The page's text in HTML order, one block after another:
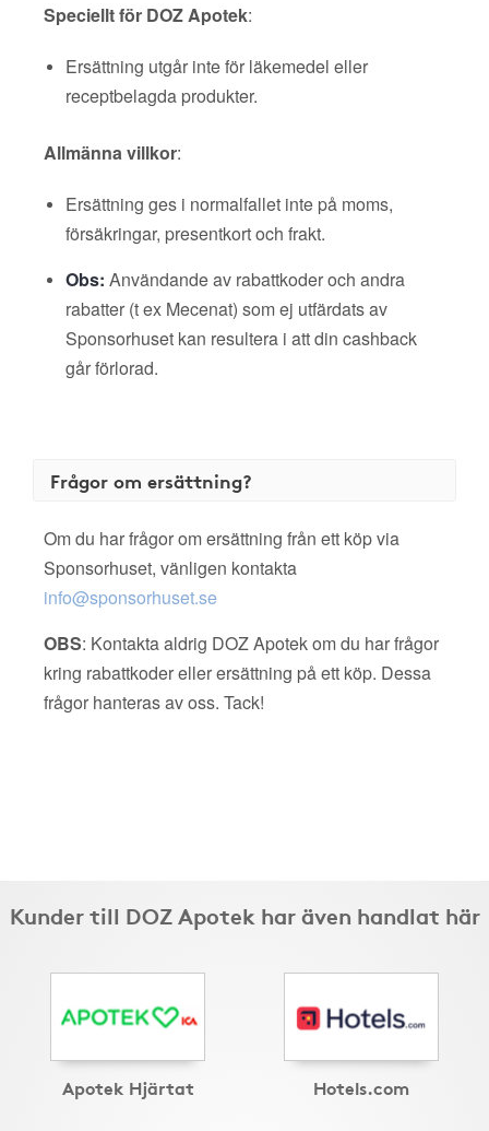
Speciellt för DOZ Apotek:
Ersättning utgår inte för läkemedel eller
receptbelagda produkter.
Allmänna villkor:
Ersättning ges i normalfallet inte på moms,
försäkringar, presentkort och frakt.
Obs: Användande av rabattkoder och andra
rabatter (t ex Mecenat) som ej utfärdats av
Sponsorhuset kan resultera i att din cashback
går förlorad.
Frågor om ersättning?
Om du har frågor om ersättning från ett köp via
Sponsorhuset, vänligen kontakta
info@sponsorhuset.se
OBS: Kontakta aldrig DOZ Apotek om du har frågor
kring rabattkoder eller ersättning på ett köp. Dessa
frågor hanteras av oss. Tack!
Kunder till DOZ Apotek har även handlat här
Apotek Hjärtat Hotels.com